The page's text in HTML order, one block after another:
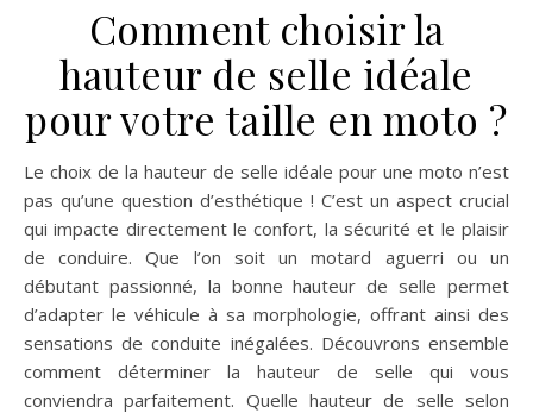
Comment choisir la
hauteur de selle idéale
pour votre taille en moto ?
Le choix de la hauteur de selle idéale pour une moto n’est
pas qu’une question d’esthétique ! C’est un aspect crucial
qui impacte directement le confort, la sécurité et le plaisir
de conduire. Que l’on soit un motard aguerri ou un
débutant passionné, la bonne hauteur de selle permet
d’adapter le véhicule à sa morphologie, offrant ainsi des
sensations de conduite inégalées. Découvrons ensemble
comment déterminer la hauteur de selle qui vous
conviendra parfaitement. Quelle hauteur de selle selon